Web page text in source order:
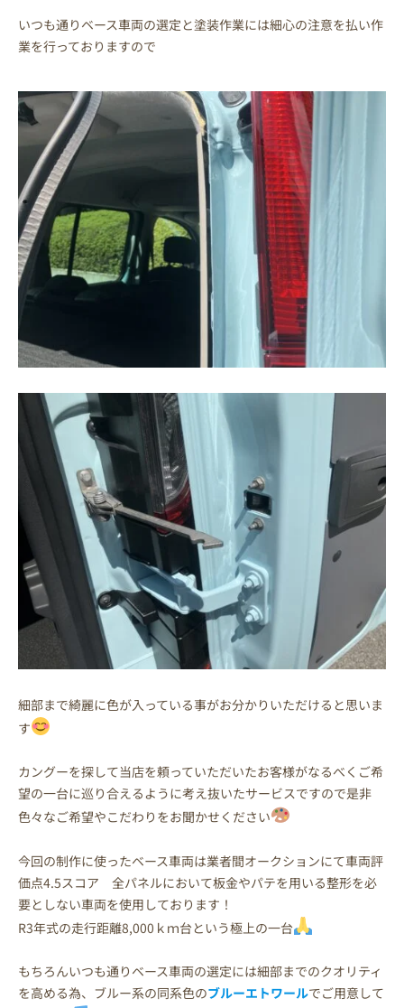
いつも通りベース車両の選定と塗装作業には細心の注意を払い作
業を行っておりますので
細部まで綺麗に色が入っている事がお分かりいただけると思いま
す
カングーを探して当店を頼っていただいたお客様がなるべくご希
望の一台に巡り合えるように考え抜いたサービスですので是非
色々なご希望やこだわりをお聞かせください
今回の制作に使ったベース車両は業者間オークションにて車両評
価点4.5スコア 全パネルにおいて板金やパテを用いる整形を必
要としない車両を使用しております！
R3年式の走行距離8,000ｋｍ台という極上の一台
もちろんいつも通りベース車両の選定には細部までのクオリティ
を高める為、ブルー系の同系色のブルーエトワールでご用意して